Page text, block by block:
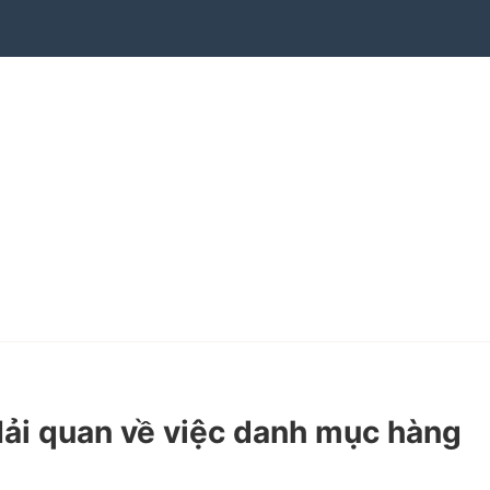
quan về việc danh mục hàng